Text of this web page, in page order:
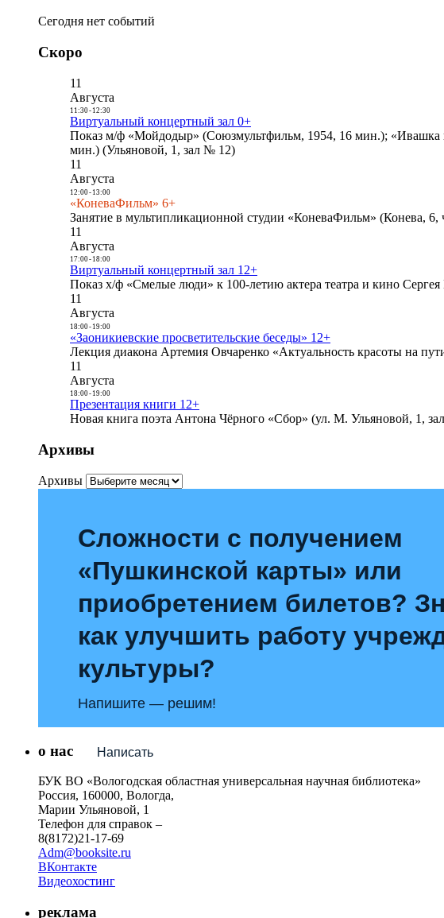
Сегодня нет событий
Скоро
11
Августа
11:30- 12:30
Виртуальный концертный зал 0+
Показ м/ф «Мойдодыр» (Союзмультфильм, 1954, 16 мин.); «Ивашка
мин.) (Ульяновой, 1, зал № 12)
11
Августа
12:00- 13:00
«КоневаФильм» 6+
Занятие в мультипликационной студии «КоневаФильм» (Конева, 6,
11
Августа
17:00- 18:00
Виртуальный концертный зал 12+
Показ х/ф «Смелые люди» к 100-летию актера театра и кино
11
Августа
18:00- 19:00
«Заоникиевские просветительские беседы» 12+
Лекция диакона Артемия Овчаренко «Актуальность красоты на
11
Августа
18:00- 19:00
Презентация книги 12+
Новая книга поэта Антона Чёрного «Сбор» (ул. М. Ульяновой, 1,
Архивы
Архивы
Сложности с получением
«Пушкинской карты» или
приобретением билетов?
как улучшить работу
культуры?
Напишите — решим!
Написать
о нас
БУК ВО «Вологодская областная универсальная научная библиотека»
Россия, 160000, Вологда,
Марии Ульяновой, 1
Телефон для справок –
8(8172)21-17-69
Adm@booksite.ru
ВКонтакте
Видеохостинг
реклама